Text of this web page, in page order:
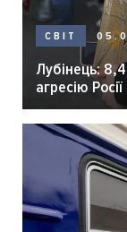
СВІТ
Лубінець:
агресію Росії